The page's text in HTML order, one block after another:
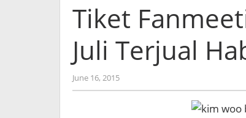
Tiket
Juli Terjual
June 16, 2015by
Koreanindo